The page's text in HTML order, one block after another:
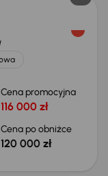
Cena promocyjna
116 000 zł
Cena po obniżce
120 000 zł